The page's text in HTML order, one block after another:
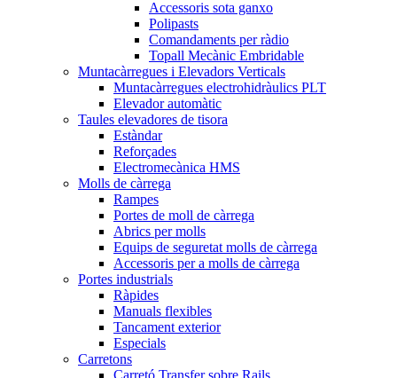
Accessoris sota ganxo
Polipasts
Comandaments per ràdio
Topall Mecànic Embridable
Muntacàrregues i Elevadors Verticals
Muntacàrregues electrohidràulics PLT
Elevador automàtic
Taules elevadores de tisora
Estàndar
Reforçades
Electromecànica HMS
Molls de càrrega
Rampes
Portes de moll de càrrega
Abrics per molls
Equips de seguretat molls de càrrega
Accessoris per a molls de càrrega
Portes industrials
Ràpides
Manuals flexibles
Tancament exterior
Especials
Carretons
Carretó Transfer sobre Rails